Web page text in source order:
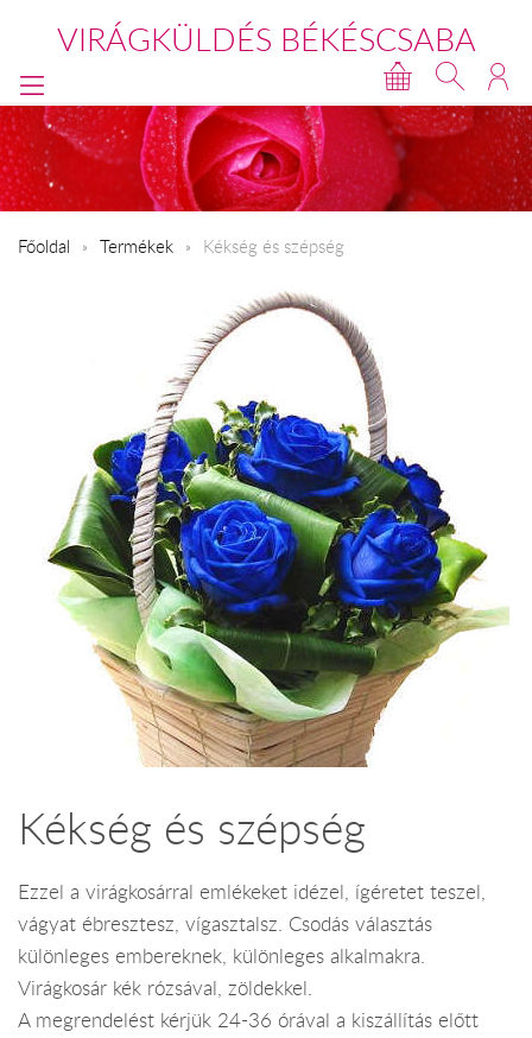
VIRÁGKÜLDÉS BÉKÉSCSABA
Főoldal Termékek Kékség és szépség
Kékség és szépség
Ezzel a virágkosárral emlékeket idézel, ígéretet teszel,
vágyat ébresztesz, vígasztalsz. Csodás választás
különleges embereknek, különleges alkalmakra.
Virágkosár kék rózsával, zöldekkel.
A megrendelést kérjük 24-36 órával a kiszállítás előtt